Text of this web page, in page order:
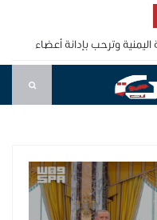
واستقلاله ووحدته وسلامة
الدائم ويتخذ قرارات لرفع
خيار السلام ولا بد من